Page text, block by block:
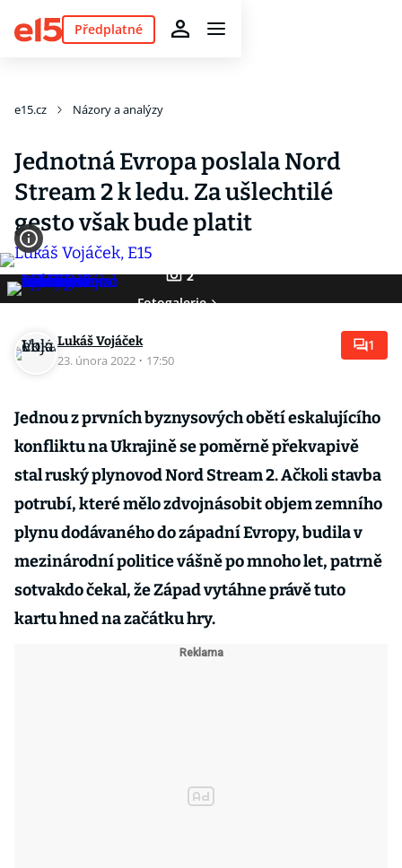
Předplatné
e15.cz Názory a analýzy
Jednotná Evropa poslala Nord
Stream 2 k ledu. Za ušlechtilé
gesto však bude platit
2
Fotogalerie
Lukáš Vojáček
23. února 2022 · 17:50
1
Jednou z prvních byznysových obětí eskalujícího
konfliktu na Ukrajině se poměrně překvapivě
stal ruský plynovod Nord Stream 2. Ačkoli stavba
potrubí, které mělo zdvojnásobit objem zemního
plynu dodávaného do západní Evropy, budila v
mezinárodní politice vášně po mnoho let, patrně
sotvakdo čekal, že Západ vytáhne právě tuto
kartu hned na začátku hry.